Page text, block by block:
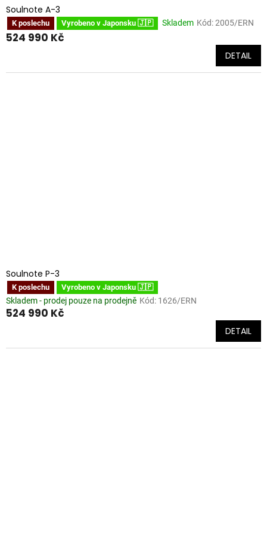
Soulnote A-3
K poslechu Vyrobeno v Japonsku 🇯🇵 Skladem Kód:2005/ERN
524 990 Kč
DETAIL
Soulnote P-3
K poslechu Vyrobeno v Japonsku 🇯🇵
Skladem - prodej pouze na prodejně Kód: 1626/ERN
524 990 Kč
DETAIL